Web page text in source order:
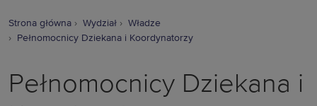
Strona główna Wydział
Władze
Pełnomocnicy Dziekana i Koordynatorzy
Pełnomocnicy Dziekana i